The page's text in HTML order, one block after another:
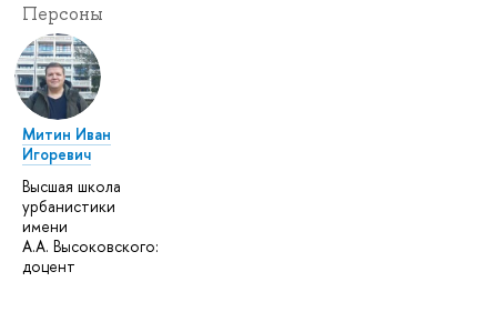
Персоны
Митин Иван
Игоревич
Высшая школа
урбанистики
имени
А.А. Высоковского:
доцент